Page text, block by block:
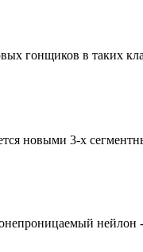
гонщиков в таких
новыми 3-х
нейлон